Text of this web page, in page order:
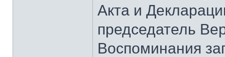
Акта и
председатель
Воспоминания